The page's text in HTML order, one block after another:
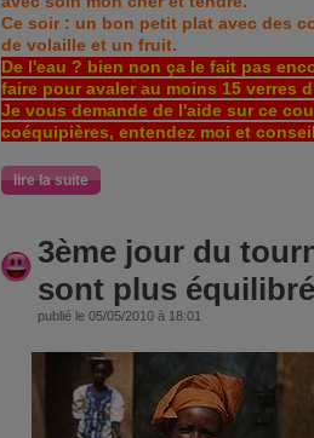
Ce soir : un bon petit plat avec des
de volaille et un fruit.
De l'eau ? bien non ça le fait pas
faire pour avaler au moins 15 verres
Je vous demande de l'aide sur ce
coéquipières, entendez moi et
lire la suite
3ème jour du
sont plus
publié le 05/05/2010 à 18:01